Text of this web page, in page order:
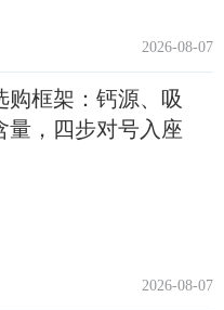
2026-08-07
购框架：钙源、吸
量，四步对号入座
2026-08-07